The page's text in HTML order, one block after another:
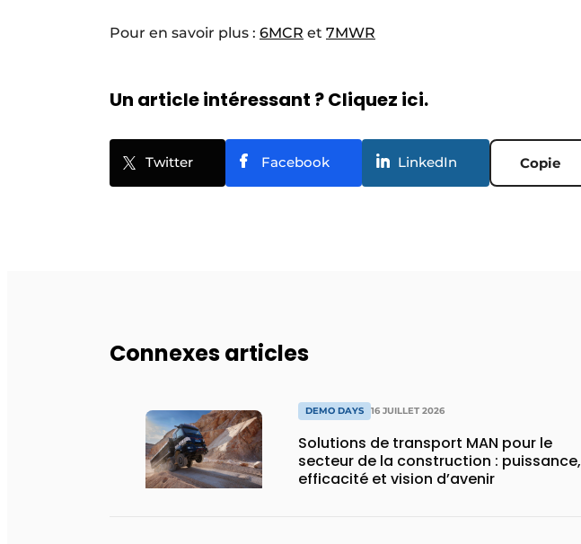
Pour en savoir plus : 6MCR et 7MWR
Un article intéressant ? Cliquez ici.
Twitter Facebook LinkedIn Copie
Connexes articles
DEMO DAYS 16 JUILLET 2026
Solutions de transport MAN pour le
secteur de la construction : puissance,
efficacité et vision d’avenir